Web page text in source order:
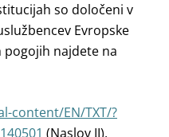
so določeni v
Evropske
najdete na
content/EN/TXT/?
(Naslov II),